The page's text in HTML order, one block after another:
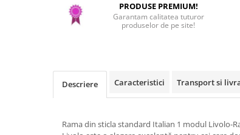
PRODUSE PREMIUM!
Garantam calitatea tuturor
produselor de pe site!
Descriere Caracteristici Transport si
Rama din sticla standard Italian 1 modul Livolo-